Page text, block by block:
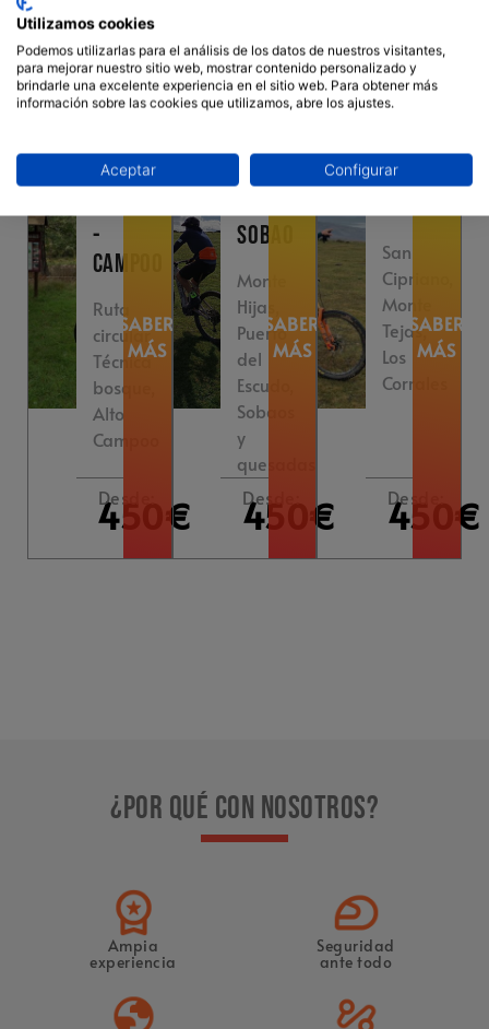
También podría interesarte...
DEL
EBRO
-
CAMPOO
Ruta
circular,
Técnica
bosque,
Alto
Campoo
450€
Desde:
SABER
MÁS
PASIEGA
DEL
SOBAO
Monte
Hijas,
Puerto
del
Escudo,
Sobaos
y
quesadas
450€
Desde:
SABER
MÁS
DEL
BESAYA
San
Cipriano,
Monte
Tejas,
Los
Corrales
450€
Desde:
SABER
MÁS
¿Por qué con nosotros?
Ampia
experiencia
Seguridad
ante todo
Utilizamos cookies
Podemos utilizarlas para el análisis de los datos de nuestros visitantes,
para mejorar nuestro sitio web, mostrar contenido personalizado y
brindarle una excelente experiencia en el sitio web. Para obtener más
información sobre las cookies que utilizamos, abre los ajustes.
Aceptar Configurar